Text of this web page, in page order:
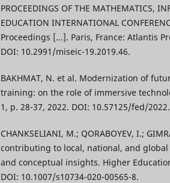
PROCEEDINGS OF THE MATHEMATICS,
EDUCATION INTERNATIONAL
Proceedings [...]. Paris, France: Atlantis
DOI: 10.2991/miseic-19.2019.46.
BAKHMAT, N. et al. Modernization of
training: on the role of immersive
1, p. 28-37, 2022. DOI: 10.57125/fed/
CHANKSELIANI, M.; QORABOYEV, I.;
contributing to local, national, and
and conceptual insights. Higher
DOI: 10.1007/s10734-020-00565-8.